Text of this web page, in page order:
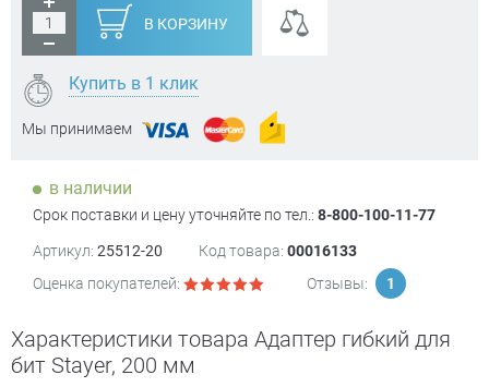
В КОРЗИНУ
Купить в 1 клик
Мы принимаем
в наличии
Срок поставки и цену уточняйте по тел.: 8-800-100-11-77
Артикул: 25512-20 Код товара: 00016133
Оценка покупателей:
Отзывы: 1
Характеристики товара Адаптер гибкий для
бит Stayer, 200 мм